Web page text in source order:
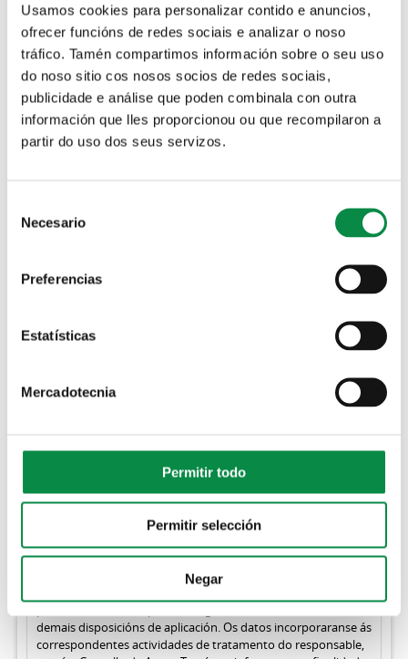
Usamos cookies para personalizar contido e anuncios,
ofrecer funcións de redes sociais e analizar o noso
tráfico. Tamén compartimos información sobre o seu uso
do noso sitio cos nosos socios de redes sociais,
publicidade e análise que poden combinala con outra
información que lles proporcionou ou que recompilaron a
partir do uso dos seus servizos.
Selection
Necesario
Preferencias
Estatísticas
Mercadotecnia
Permitir todo
Permitir selección
Negar
FAX
Parroquia*
Axunto*
Descripción do asunto
RGPD
O tratamento dos datos de carácter persoal que se recollen a
disposto no Regulamento (UE) 2016/679 do Parlamento
Europeo e do Consello, sobre protección de datos de carácter
demais disposicións de aplicación. Os datos incorporaranse ás
correspondentes actividades de tratamento do responsable,